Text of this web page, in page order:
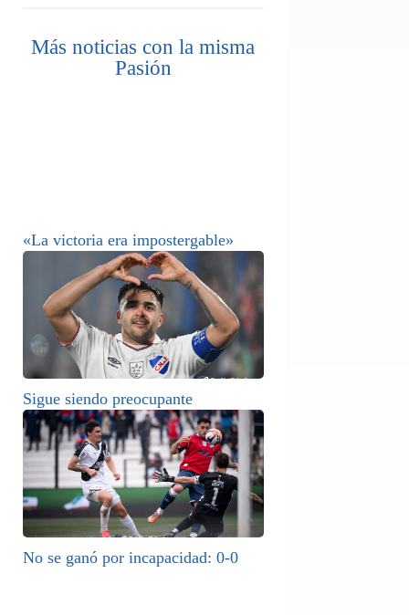
Más noticias con la misma
Pasión
«La victoria era impostergable»
Sigue siendo preocupante
No se ganó por incapacidad: 0-0